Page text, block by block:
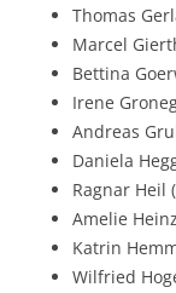
Thomas
Marcel
Bettina
Irene
Andreas
Daniela
Ragnar Heil
Amelie
Katrin
Wilfried